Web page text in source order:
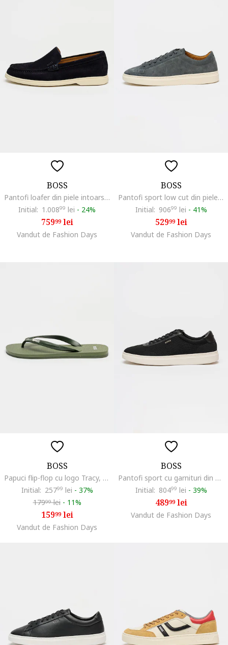
BOSS
Pantofi loafer din piele intoarsa cu varf rotund Sienne, Albastru ultramarin
Initial: 1.00899 lei - 24%
75999lei
Vandut de Fashion Days
BOSS
Pantofi sport low cut din piele intoarsa cu logo discret Kieran, Gri inchis
Initial: 90699 lei - 41%
52999lei
Vandut de Fashion Days
BOSS
Papuci flip-flop cu logo Tracy, Verde inchis
Initial: 25799 lei - 37%
17999lei - 11%
15999lei
Vandut de Fashion Days
BOSS
Pantofi sport cu garnituri din piele Kieran, Negru
Initial: 80499 lei - 39%
48999lei
Vandut de Fashion Days